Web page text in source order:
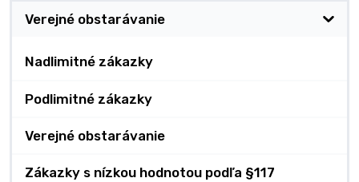
Verejné obstarávanie
Nadlimitné zákazky
Podlimitné zákazky
Verejné obstarávanie
Zákazky s nízkou hodnotou podľa §117